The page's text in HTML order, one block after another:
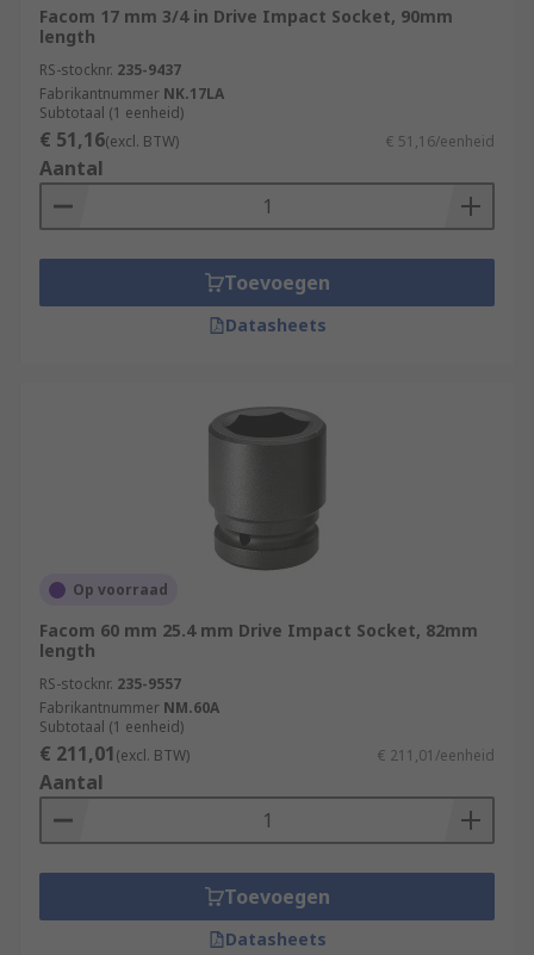
Facom 17 mm 3/4 in Drive Impact Socket, 90mm
length
RS-stocknr. 235-9437
Fabrikantnummer NK.17LA
Subtotaal (1 eenheid)
€ 51,16(excl. BTW) € 51,16/eenheid
Aantal
Toevoegen
Datasheets
Op voorraad
Facom 60 mm 25.4 mm Drive Impact Socket, 82mm
length
RS-stocknr. 235-9557
Fabrikantnummer NM.60A
Subtotaal (1 eenheid)
€ 211,01(excl. BTW) € 211,01/eenheid
Aantal
Toevoegen
Datasheets